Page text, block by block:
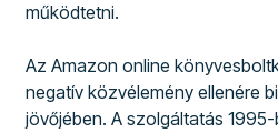
működtetni.
Az Amazon online
negatív közvélemény ellenére
jövőjében. A szolgáltatás 1995-